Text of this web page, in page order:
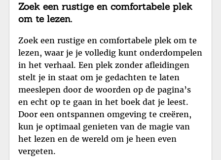
Zoek een rustige en comfortabele plek
om te lezen.
Zoek een rustige en comfortabele plek om te
lezen, waar je je volledig kunt onderdompelen
in het verhaal. Een plek zonder afleidingen
stelt je in staat om je gedachten te laten
meeslepen door de woorden op de pagina’s
en echt op te gaan in het boek dat je leest.
Door een ontspannen omgeving te creëren,
kun je optimaal genieten van de magie van
het lezen en de wereld om je heen even
vergeten.